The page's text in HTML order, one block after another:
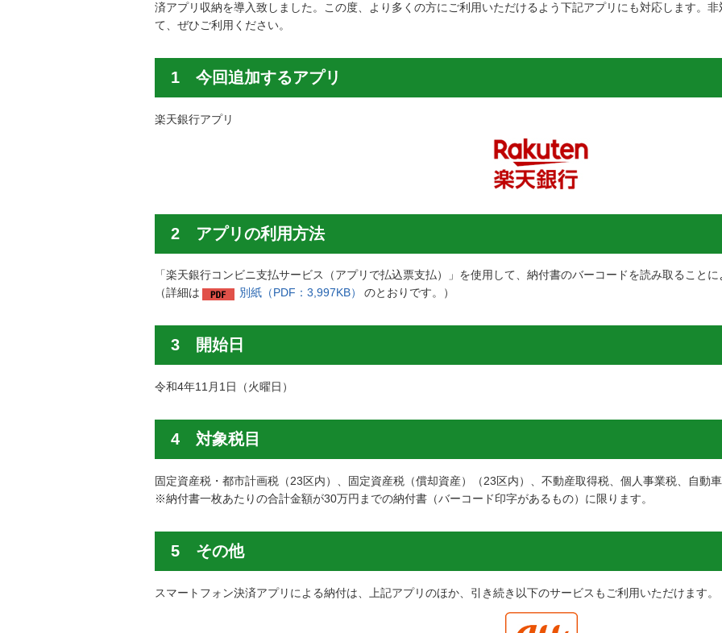
済アプリ収納を導入致しました。この度、より多くの方にご利用いただけるよう下記アプリにも対応します。
て、ぜひご利用ください。
1 今回追加するアプリ
楽天銀行アプリ
2 アプリの利用方法
「楽天銀行コンビニ支払サービス（アプリで払込票支払）」を使用して、納付書のバーコードを読み取ることに
（詳細は
別紙（PDF：3,997KB） のとおりです。）
3 開始日
令和4年11月1日（火曜日）
4 対象税目
固定資産税・都市計画税（23区内）、固定資産税（償却資産）（23区内）、不動産取得税、個人事業税、自動
※納付書一枚あたりの合計金額が30万円までの納付書（バーコード印字があるもの）に限ります。
5 その他
スマートフォン決済アプリによる納付は、上記アプリのほか、引き続き以下のサービスもご利用いただけます。